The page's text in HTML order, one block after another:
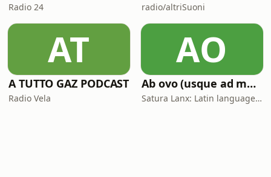
Radio 24 radio/altriSuoni
AT
A TUTTO GAZ PODCAST
Radio Vela
AO
Ab ovo (usque ad mala)
Satura Lanx: Latin language and literature for beginners.